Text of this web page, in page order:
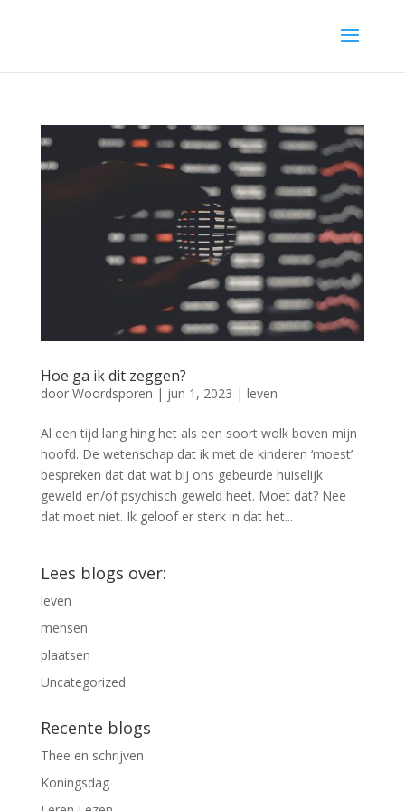
Hoe ga ik dit zeggen?
door Woordsporen | jun 1, 2023 | leven
Al een tijd lang hing het als een soort wolk boven mijn
hoofd. De wetenschap dat ik met de kinderen ‘moest’
bespreken dat dat wat bij ons gebeurde huiselijk
geweld en/of psychisch geweld heet. Moet dat? Nee
dat moet niet. Ik geloof er sterk in dat het...
Lees blogs over:
leven
mensen
plaatsen
Uncategorized
Recente blogs
Thee en schrijven
Koningsdag